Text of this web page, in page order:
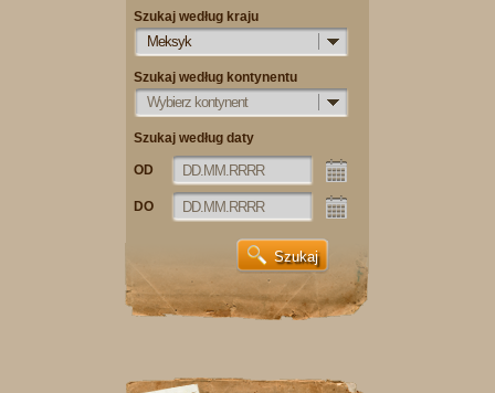
Szukaj według kraju
Meksyk
Szukaj według kontynentu
Wybierz kontynent
Szukaj według daty
OD
DO